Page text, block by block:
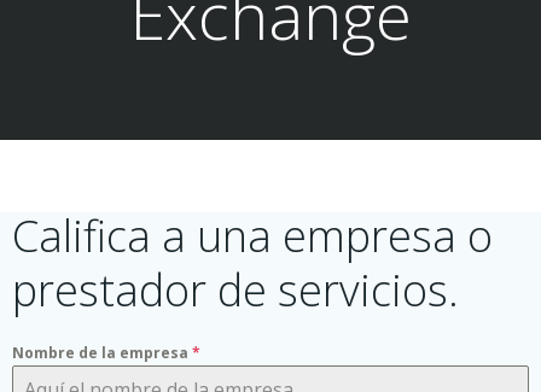
Califica a una empresa o
prestador de servicios.
Nombre de la empresa *